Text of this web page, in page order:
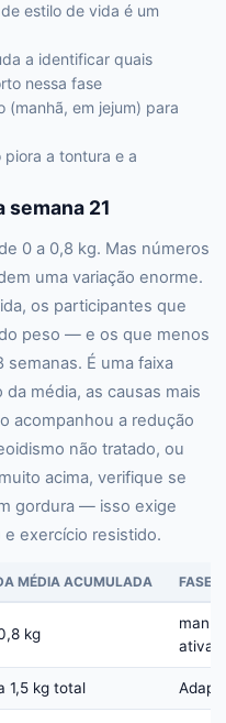
estilo de vida é um
a identificar quais
nessa fase
(manhã, em jejum) para
a tontura e a
semana 21
0 a 0,8 kg. Mas números
uma variação enorme.
os participantes que
peso — e os que menos
semanas. É uma faixa
média, as causas mais
acompanhou a redução
não tratado, ou
acima, verifique se
gordura — isso exige
e exercício resistido.
MÉDIA ACUMULADA FASE
kg
ativa
1,5 kg total